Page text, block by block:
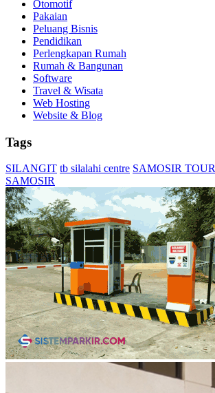
Otomotif
Pakaian
Peluang Bisnis
Pendidikan
Perlengkapan Rumah
Rumah & Bangunan
Software
Travel & Wisata
Web Hosting
Website & Blog
Tags
SILANGIT tb silalahi centre SAMOSIR TOUR
SAMOSIR